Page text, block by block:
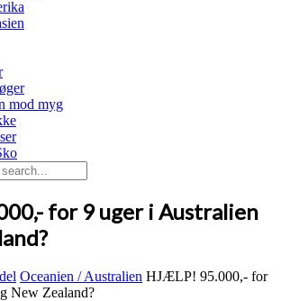
mod myg
for 9 uger i Australien
Oceanien / Australien HJÆLP! 95.000,- for
New Zealand?